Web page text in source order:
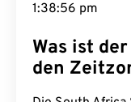
1:38:57 pm
Was ist
den